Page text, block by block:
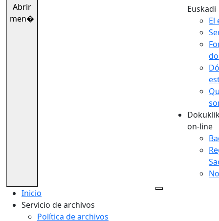
Abrir
men�
Euskadi
El
on-line
Inicio
Servicio de archivos
Política de archivos